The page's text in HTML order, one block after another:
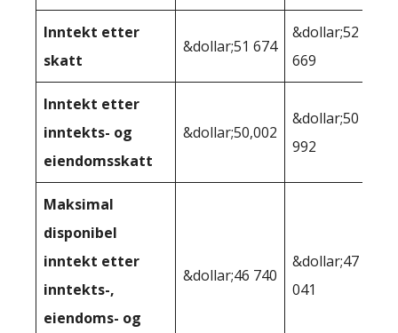
Inntekt etter
skatt
&dollar;51 674
&dollar;52
669
Inntekt etter
inntekts- og
eiendomsskatt
&dollar;50,002
&dollar;50
992
Maksimal
disponibel
inntekt etter
inntekts-,
eiendoms- og
&dollar;46 740
&dollar;47
041